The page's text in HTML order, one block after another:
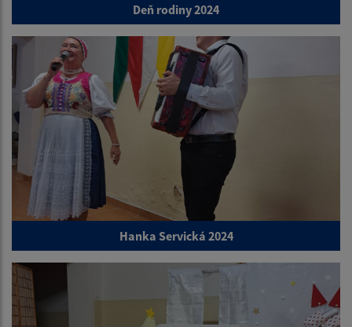
Deň rodiny 2024
Hanka Servická 2024